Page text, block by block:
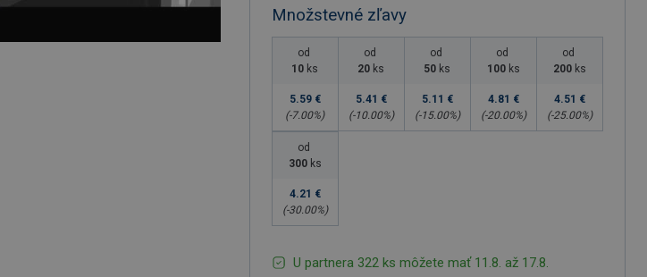
Množstevné zľavy
od
10 ks
5.59 €
(-7.00%)
od
20 ks
5.41 €
(-10.00%)
od
50 ks
5.11 €
(-15.00%)
od
100 ks
4.81 €
(-20.00%)
od
200 ks
4.51 €
(-25.00%)
od
300 ks
4.21 €
(-30.00%)
U partnera 322 ks môžete mať 11.8. až 17.8.